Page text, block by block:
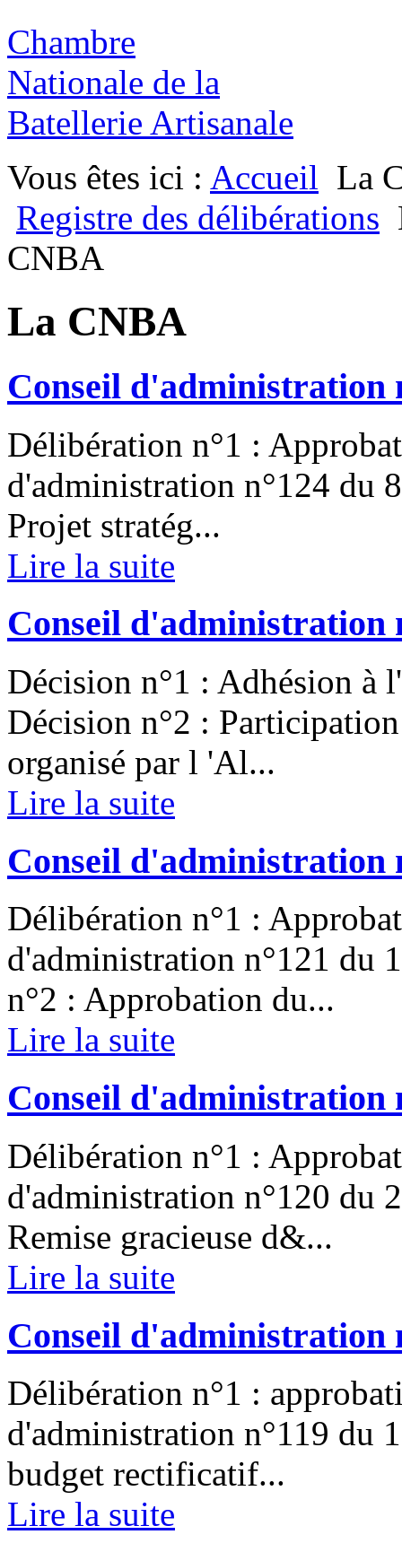
Chambre
Nationale de la
Batellerie Artisanale
Vous êtes ici : Accueil La
Registre des délibérations
CNBA
La CNBA
Conseil d'administration
Délibération n°1 :
d'administration n°124 du
Projet stratég...
Lire la suite
Conseil d'administration
Décision n°1 : Adhésion à
Décision n°2 :
organisé par l 'Al...
Lire la suite
Conseil d'administration
Délibération n°1 :
d'administration n°121 du
n°2 : Approbation du...
Lire la suite
Conseil d'administration
Délibération n°1 :
d'administration n°120 du
Remise gracieuse d&...
Lire la suite
Conseil d'administration
Délibération n°1 :
d'administration n°119 du
budget rectificatif...
Lire la suite